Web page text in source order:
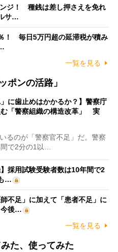
ンジ！ 種銭は差し押さえを免れ
サ…
！ 毎日5万円超の延滞税が積み
一覧を見る
ポンの活路」
」に歯止めはかかるか？】警察庁
「警察組織の構造改革」 実
るのが「警察官不足」だ。警察
で2分の1以…
採用試験受験者数は10年間で2
…
不足」に加えて「患者不足」に
今後…
一覧を見る
た、使ってみた